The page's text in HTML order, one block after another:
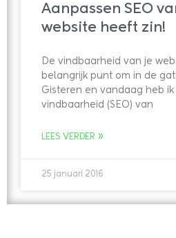
Aanpassen SEO
website heeft zin!
De vindbaarheid van je
belangrijk punt om in de
Gisteren en vandaag heb
vindbaarheid (SEO) van
LEES VERDER »
25 januari 2016